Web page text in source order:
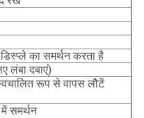
का समर्थन करता है
लंबा दबाएं)
रूप से वापस लौटें
समर्थन